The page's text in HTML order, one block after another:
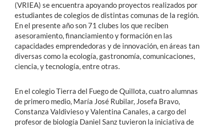
(VRIEA) se encuentra apoyando proyectos realizados por
estudiantes de colegios de distintas comunas de la región.
En el presente año son 71 clubes los que reciben
asesoramiento, financiamiento y formación en las
capacidades emprendedoras y de innovación, en áreas tan
diversas como la ecología, gastronomía, comunicaciones,
ciencia, y tecnología, entre otras.
En el colegio Tierra del Fuego de Quillota, cuatro alumnas
de primero medio, María José Rubilar, Josefa Bravo,
Constanza Valdivieso y Valentina Canales, a cargo del
profesor de biología Daniel Sanz tuvieron la iniciativa de